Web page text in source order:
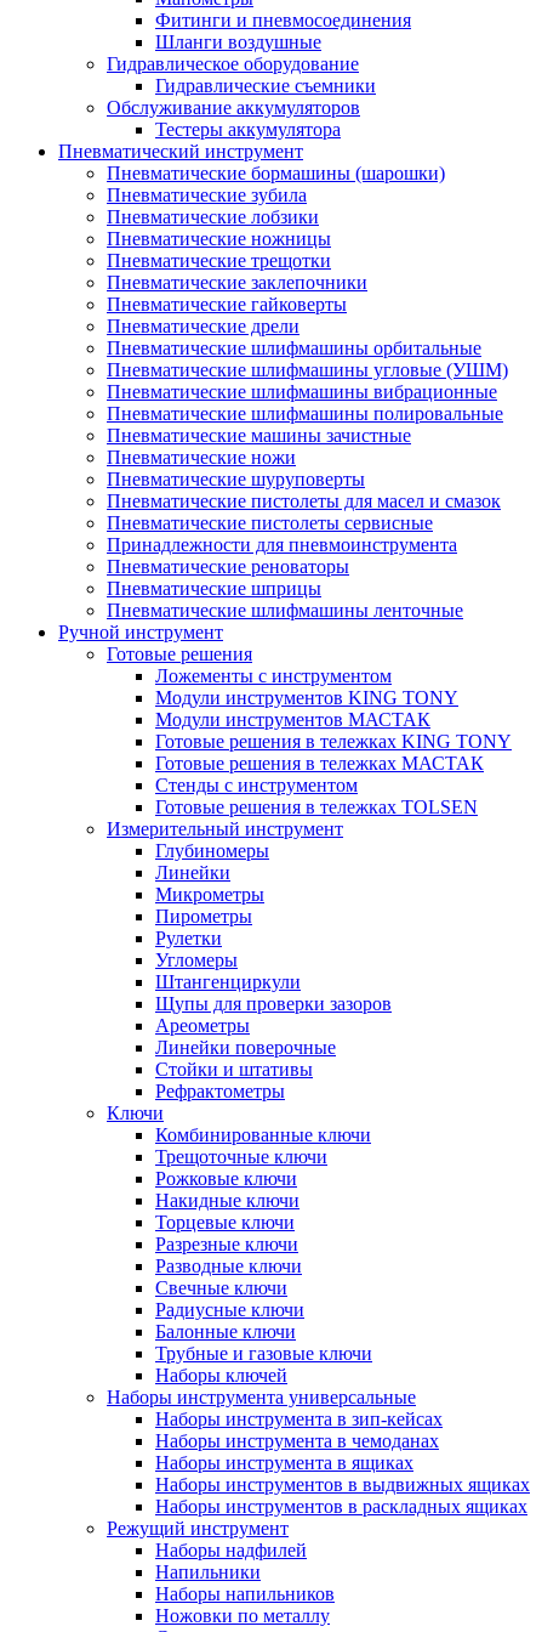
Фитинги и пневмосоединения
Шланги воздушные
Гидравлическое оборудование
Гидравлические съемники
Обслуживание аккумуляторов
Тестеры аккумулятора
Пневматический инструмент
Пневматические бормашины (шарошки)
Пневматические зубила
Пневматические лобзики
Пневматические ножницы
Пневматические трещотки
Пневматические заклепочники
Пневматические гайковерты
Пневматические дрели
Пневматические шлифмашины орбитальные
Пневматические шлифмашины угловые (УШМ)
Пневматические шлифмашины вибрационные
Пневматические шлифмашины полировальные
Пневматические машины зачистные
Пневматические ножи
Пневматические шуруповерты
Пневматические пистолеты для масел и смазок
Пневматические пистолеты сервисные
Принадлежности для пневмоинструмента
Пневматические реноваторы
Пневматические шприцы
Пневматические шлифмашины ленточные
Ручной инструмент
Готовые решения
Ложементы с инструментом
Модули инструментов KING TONY
Модули инструментов МАСТАК
Готовые решения в тележках KING TONY
Готовые решения в тележках МАСТАК
Стенды с инструментом
Готовые решения в тележках TOLSEN
Измерительный инструмент
Глубиномеры
Линейки
Микрометры
Пирометры
Рулетки
Угломеры
Штангенциркули
Щупы для проверки зазоров
Ареометры
Линейки поверочные
Стойки и штативы
Рефрактометры
Ключи
Комбинированные ключи
Трещоточные ключи
Рожковые ключи
Накидные ключи
Торцевые ключи
Разрезные ключи
Разводные ключи
Свечные ключи
Радиусные ключи
Балонные ключи
Трубные и газовые ключи
Наборы ключей
Наборы инструмента универсальные
Наборы инструмента в зип-кейсах
Наборы инструмента в чемоданах
Наборы инструмента в ящиках
Наборы инструментов в выдвижных ящиках
Наборы инструментов в раскладных ящиках
Режущий инструмент
Наборы надфилей
Напильники
Наборы напильников
Ножовки по металлу